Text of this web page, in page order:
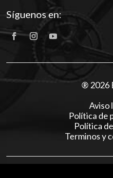
Síguenos en:
® 2026
Aviso
Política de
Política
Terminos y